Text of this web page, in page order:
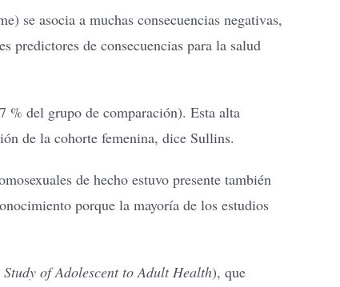
se asocia a muchas consecuencias negativas,
predictores de consecuencias para la salud
% del grupo de comparación). Esta alta
de la cohorte femenina, dice Sullins.
de hecho estuvo presente también
porque la mayoría de los estudios
of Adolescent to Adult Health), que